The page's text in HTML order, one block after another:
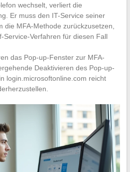
wechselt, verliert die
Er muss den IT-Service seiner
die MFA-Methode zurückzusetzen,
Service-Verfahren für diesen Fall
das Pop-up-Fenster zur MFA-
Deaktivieren des Pop-up-
login.microsoftonline.com reicht